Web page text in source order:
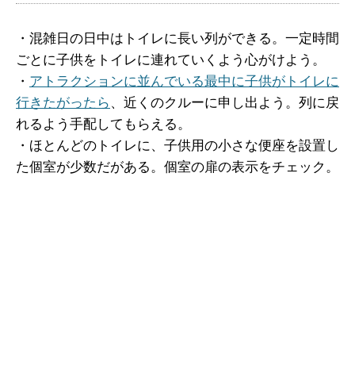
・混雑日の日中はトイレに長い列ができる。一定時間
ごとに子供をトイレに連れていくよう心がけよう。
・ アトラクションに並んでいる最中に子供がトイレに
行きたがったら 、近くのクルーに申し出よう。列に戻
れるよう手配してもらえる。
・ほとんどのトイレに、子供用の小さな便座を設置し
た個室が少数だがある。個室の扉の表示をチェック。